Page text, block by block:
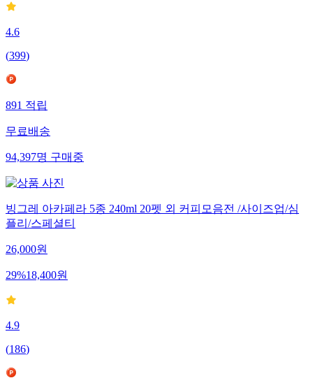
4.6
(399)
891 적립
무료배송
94,397명 구매중
빙그레 아카페라 5종 240ml 20펫 외 커피모음전 /사이즈업/심
플리/스페셜티
26,000원
29%18,400원
4.9
(186)